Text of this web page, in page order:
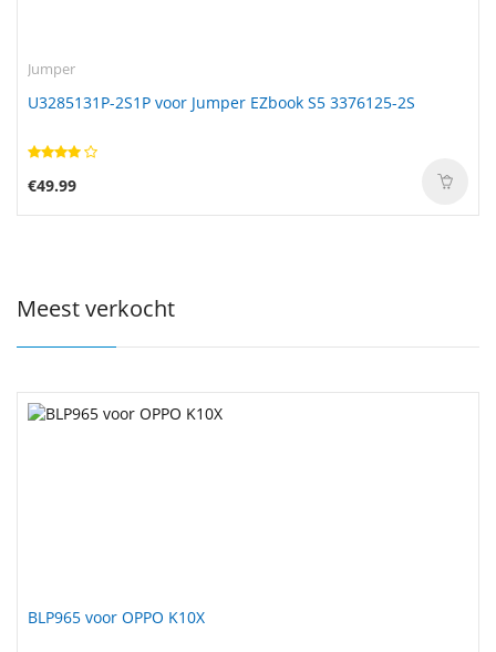
Jumper
U3285131P-2S1P voor Jumper EZbook S5 3376125-2S
€49.99
Meest verkocht
BLP965 voor OPPO K10X